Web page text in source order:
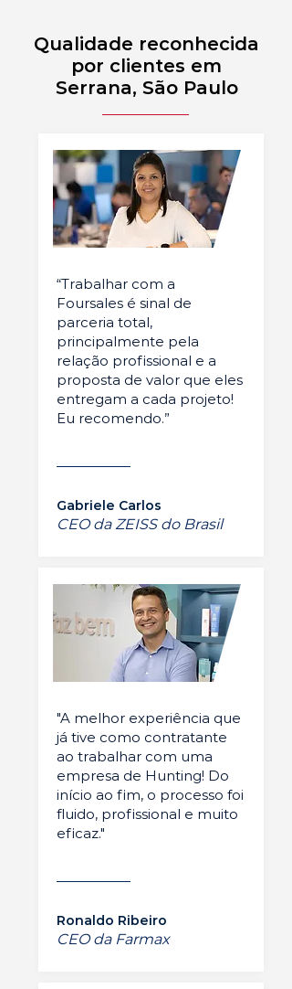
Qualidade reconhecida
por clientes em
Serrana, São Paulo
“Trabalhar com a
Foursales é sinal de
parceria total,
principalmente pela
relação profissional e a
proposta de valor que eles
entregam a cada projeto!
Eu recomendo.”
Gabriele Carlos
CEO da ZEISS do Brasil
"A melhor experiência que
já tive como contratante
ao trabalhar com uma
empresa de Hunting! Do
início ao fim, o processo foi
fluido, profissional e muito
eficaz."
Ronaldo Ribeiro
CEO da Farmax